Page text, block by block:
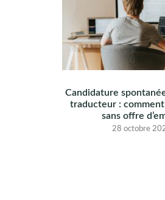
Candidature
traducteur :
sans offre
28 octobre